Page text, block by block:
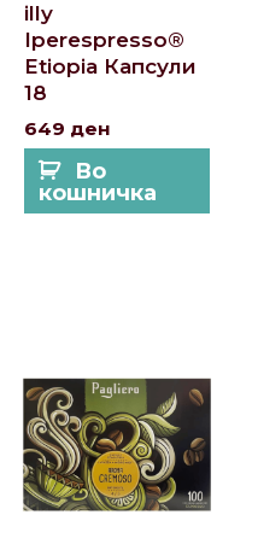
illy
Iperespresso®
Etiopia Капсули
18
649 ден
Во
кошничка